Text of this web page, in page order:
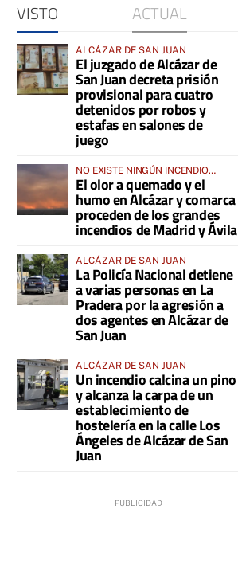
VISTO ACTUAL
ALCÁZAR DE SAN JUAN
El juzgado de Alcázar de
San Juan decreta prisión
provisional para cuatro
detenidos por robos y
estafas en salones de
juego
NO EXISTE NINGÚN INCENDIO
ACTIVO EN LA COMARCA
El olor a quemado y el
humo en Alcázar y comarca
proceden de los grandes
incendios de Madrid y Ávila
ALCÁZAR DE SAN JUAN
La Policía Nacional detiene
a varias personas en La
Pradera por la agresión a
dos agentes en Alcázar de
San Juan
ALCÁZAR DE SAN JUAN
Un incendio calcina un pino
y alcanza la carpa de un
establecimiento de
hostelería en la calle Los
Ángeles de Alcázar de San
Juan